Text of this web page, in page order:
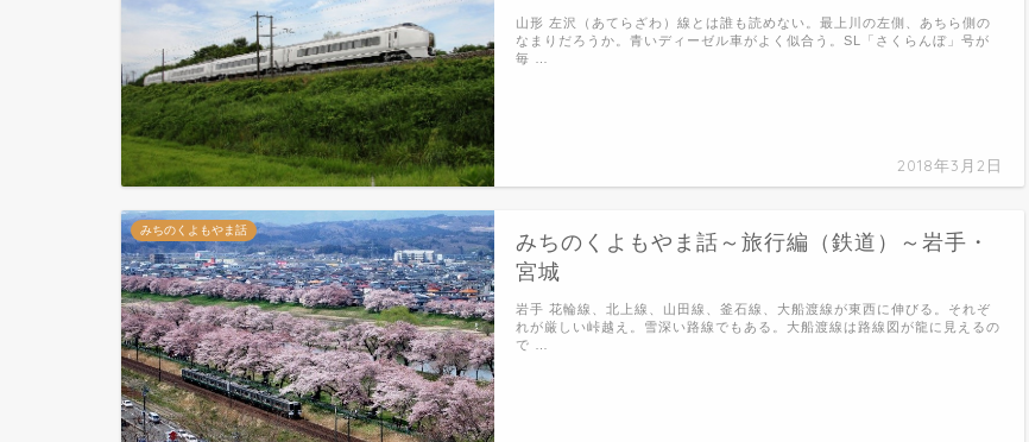
2018年3月2日
山形 左沢（あてらざわ）線とは誰も読めない。最上川の左側、あちら側の
なまりだろうか。青いディーゼル車がよく似合う。SL「さくらんぼ」号が
毎 …
みちのくよもやま話
みちのくよもやま話～旅行編（鉄道）～岩手・
宮城
岩手 花輪線、北上線、山田線、釜石線、大船渡線が東西に伸びる。それぞ
れが厳しい峠越え。雪深い路線でもある。大船渡線は路線図が龍に見えるの
で …